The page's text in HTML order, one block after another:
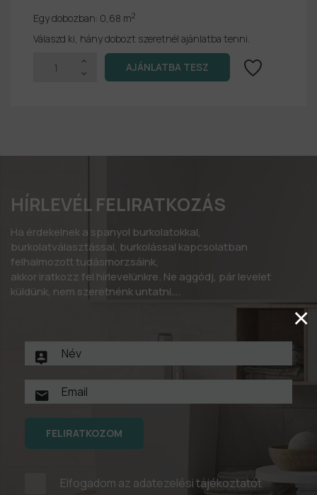
Egy dobozban: 0,68 m2
Válaszd ki, hány dobozt szeretnél ajánlatba tenni.
HÍRLEVÉL FELIRATKOZÁS
Ha érdekelnek a spanyol burkolatokkal,
burkolatválasztással, burkolással kapcsolatban
felhalmozott tudásmorzsáink,
akkor iratkozz fel hírlevelünkre. Ne aggódj, pár levelet
küldünk, nem szeretnénk untatni….
FELIRATKOZOM
Elfogadom az adatezelési tájékoztatót
×